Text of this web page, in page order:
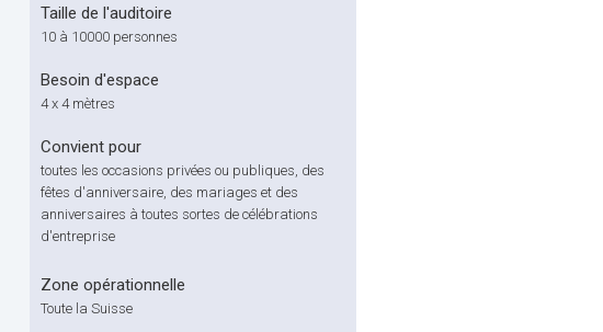
Taille de l'auditoire
10 à 10000 personnes
Besoin d'espace
4 x 4 mètres
Convient pour
toutes les occasions privées ou publiques, des
fêtes d'anniversaire, des mariages et des
anniversaires à toutes sortes de célébrations
d'entreprise
Zone opérationnelle
Toute la Suisse